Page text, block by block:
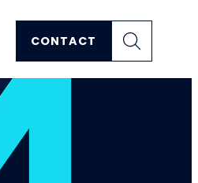
CONTACT